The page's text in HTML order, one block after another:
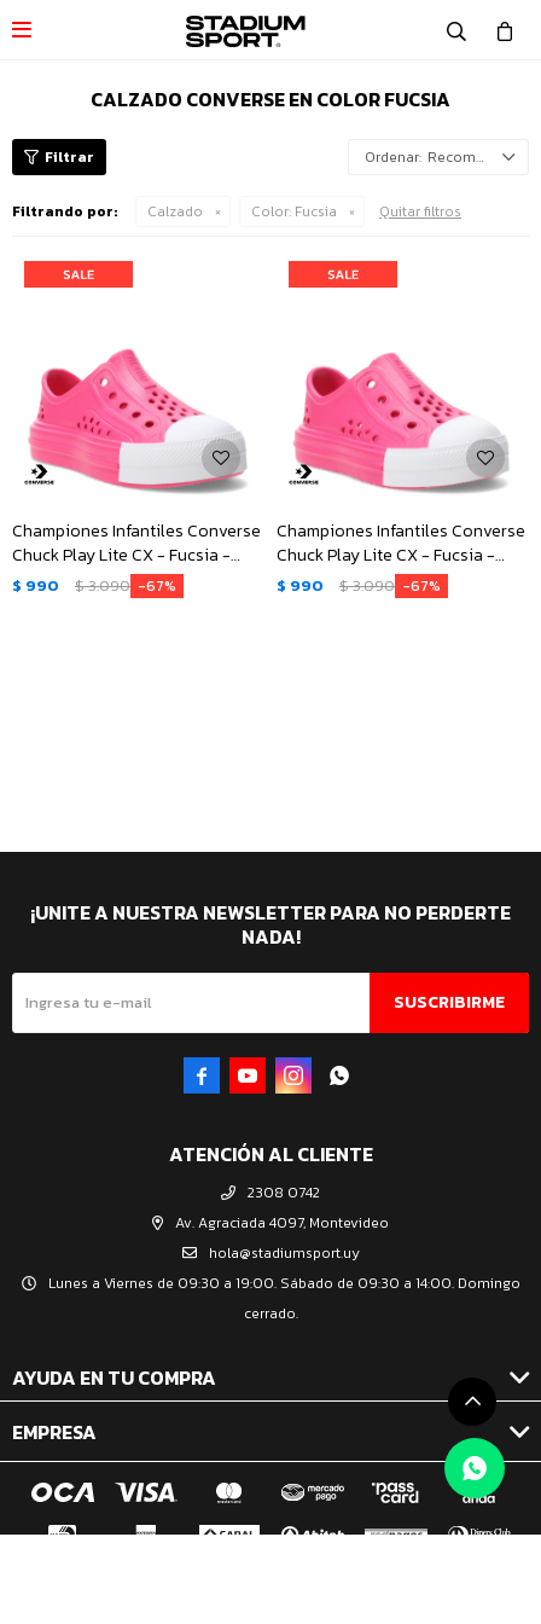

CALZADO CONVERSE EN COLOR FUCSIA
Recomendados
Filtrando por: Calzado Color: Fucsia Quitar filtros
Championes Infantiles Converse
Chuck Play Lite CX - Fucsia -
Blanco
$ 990 $3.090 67
Championes Infantiles Converse
Chuck Play Lite CX - Fucsia -
Blanco
$ 990 $3.090 67
ATENCIÓN AL CLIENTE
2308 0742
Av. Agraciada 4097, Montevideo
hola@stadiumsport.uy
Lunes a Viernes de 09:30 a 19:00. Sábado de 09:30 a 14:00. Domingo
cerrado.
AYUDA EN TU COMPRA
EMPRESA
¡UNITE A NUESTRA NEWSLETTER PARA NO PERDERTE
NADA!
SUSCRIBIRME
   